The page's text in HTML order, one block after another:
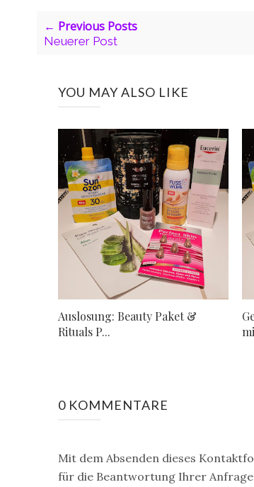
← Previous Posts
Neuerer Post
YOU MAY ALSO LIKE
Auslosung: Beauty Paket &
Rituals P...
0 KOMMENTARE
Mit dem Absenden dieses
für die Beantwortung Ihrer